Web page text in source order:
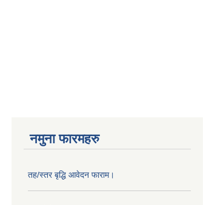
नमुना फारमहरु
तह/स्तर बृद्धि आवेदन फाराम।